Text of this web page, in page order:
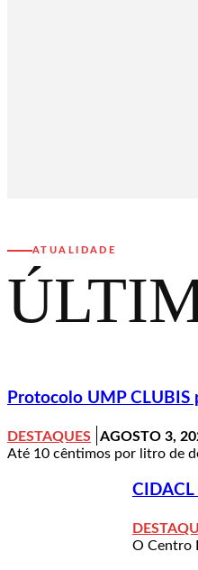
ATUALIDADE
Protocolo UMP CLUBIS
DESTAQUES
AGOSTO 3,
Até 10 cêntimos por litro de
O Centro